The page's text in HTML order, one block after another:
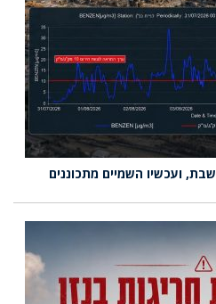
ועכשיו השמיים מתכוננים